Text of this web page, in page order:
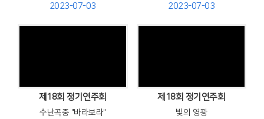
2023-07-03 2023-07-03
제18회 정기연주회
수난곡중 "바라보라"
제18회 정기연주회
빛의 영광